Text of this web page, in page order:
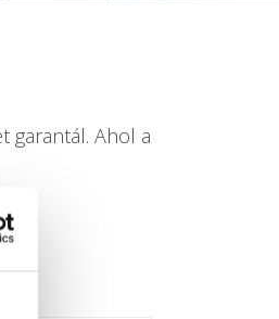
garantál. Ahol a